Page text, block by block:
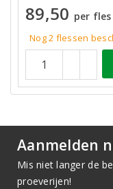
89,50 per fles
Nog 2 flessen
Aanmelden
Mis niet langer de
proeverijen!